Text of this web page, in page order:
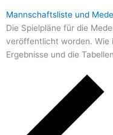
Mannschaftsliste und
Die Spielpläne für die
veröffentlicht worden. Wie
Ergebnisse und die